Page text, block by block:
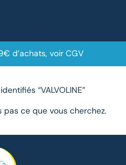
d’achats, voir CGV
“VALVOLINE”
pas ce que vous cherchez.